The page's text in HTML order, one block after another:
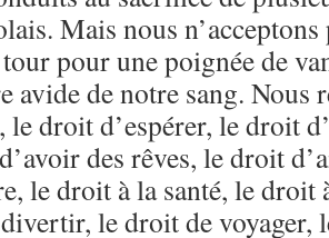
Mais nous n’acceptons
pour une poignée de
avide de notre sang. Nous
le droit d’espérer, le droit
des rêves, le droit
le droit à la santé, le droit
le droit de voyager,